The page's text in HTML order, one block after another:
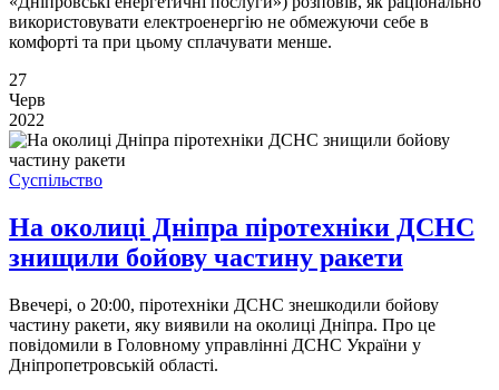
використовувати електроенергію не обмежуючи себе в
комфорті та при цьому сплачувати менше.
27
Черв
2022
Суспільство
На околицi Днiпра піротехніки ДСНС
знищили бойову частину ракети
Ввечері, о 20:00, піротехніки ДСНС знешкодили бойову
частину ракети, яку виявили на околиці Дніпра. Про це
повідомили в Головному управлінні ДСНС України у
Дніпропетровській області.